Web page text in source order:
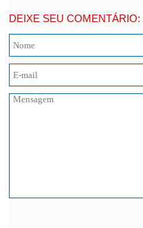
DEIXE SEU COMENTÁRIO: